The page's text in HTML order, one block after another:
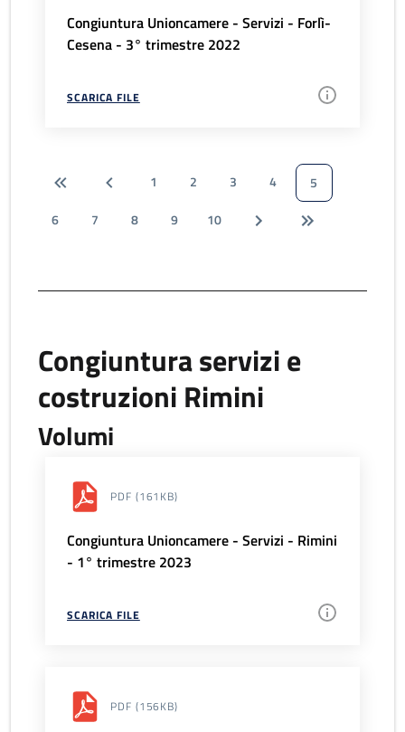
Congiuntura Unioncamere - Servizi - Forlì-
Cesena - 3° trimestre 2022
SCARICA FILE
1 2 3 4
5
6
7 8 9 10
Congiuntura servizi e
costruzioni Rimini
Volumi
PDF (161KB)
Congiuntura Unioncamere - Servizi - Rimini
- 1° trimestre 2023
SCARICA FILE
PDF (156KB)